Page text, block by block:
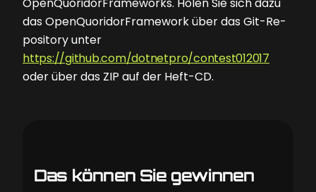
OpenQuoridorFrameworks. Holen Sie sich dazu
das OpenQuoridorFramework über das Git-Re­
pository unter
https://github.com/dotnetpro/contest012017
oder über das ZIP auf der Heft-CD.
Das können Sie gewinnen